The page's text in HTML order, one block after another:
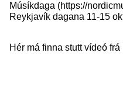
Músíkdaga (https://
Reykjavík dagana 11-15
Hér má finna stutt vídeó